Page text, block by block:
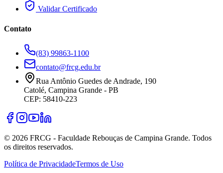
Validar Certificado
Contato
(83) 99863-1100
contato@frcg.edu.br
Rua Antônio Guedes de Andrade, 190
Catolé, Campina Grande - PB
CEP: 58410-223
© 2026 FRCG - Faculdade Rebouças de Campina Grande. Todos
os direitos reservados.
Política de PrivacidadeTermos de Uso